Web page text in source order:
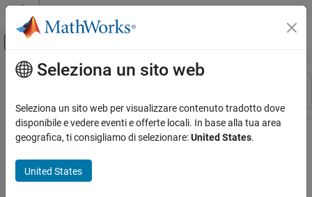
Vai al contenuto
Attiva/disattiva menu di navigazione
Risorsa
Stato
Contenuto principale
Seleziona un sito web
Seleziona un sito web per visualizzare contenuto tradotto dove
disponibile e vedere eventi e offerte locali. In base alla tua area
geografica, ti consigliamo di selezionare:United States.
United States